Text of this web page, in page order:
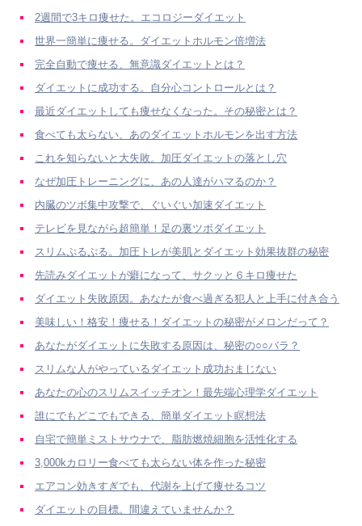
2週間で3キロ痩せた。エコロジーダイエット
世界一簡単に痩せる。ダイエットホルモン倍増法
完全自動で痩せる、無意識ダイエットとは？
ダイエットに成功する。自分心コントロールとは？
最近ダイエットしても痩せなくなった。その秘密とは？
食べても太らない、あのダイエットホルモンを出す方法
これを知らないと大失敗。加圧ダイエットの落とし穴
なぜ加圧トレーニングに、あの人達がハマるのか？
内臓のツボ集中攻撃で、ぐいぐい加速ダイエット
テレビを見ながら超簡単！足の裏ツボダイエット
スリムぷるぷる。加圧トレが美肌とダイエット効果抜群の秘密
先読みダイエットが癖になって、サクッと６キロ痩せた
ダイエット失敗原因。あなたが食べ過ぎる犯人と上手に付き合う
美味しい！格安！痩せる！ダイエットの秘密がメロンだって？
あなたがダイエットに失敗する原因は、秘密の○○バラ？
スリムな人がやっているダイエット成功おまじない
あなたの心のスリムスイッチオン！最先端心理学ダイエット
誰にでもどこでもできる、簡単ダイエット瞑想法
自宅で簡単ミストサウナで、脂肪燃焼細胞を活性化する
3,000kカロリー食べても太らない体を作った秘密
エアコン効きすぎでも、代謝を上げて痩せるコツ
ダイエットの目標。間違えていませんか？